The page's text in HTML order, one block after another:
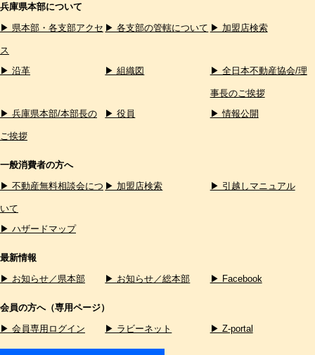
兵庫県本部について
▶ 県本部・各支部アクセ
ス
▶ 各支部の管轄について ▶ 加盟店検索
▶ 沿革 ▶ 組織図 ▶ 全日本不動産協会/理
事長のご挨拶
▶ 兵庫県本部/本部長の
ご挨拶
▶ 役員 ▶ 情報公開
一般消費者の方へ
▶ 不動産無料相談会につ
いて
▶ 加盟店検索 ▶ 引越しマニュアル
▶ ハザードマップ
最新情報
▶ お知らせ／県本部
▶ お知らせ／総本部 ▶ Facebook
会員の方へ（専用ページ）
▶ 会員専用ログイン
▶ ラビーネット ▶ Z-portal